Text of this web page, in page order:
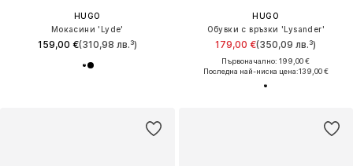
HUGO
Мокасини 'Lyde'
159,00 €(310,98 лв.³)
HUGO
Обувки с връзки 'Lysander'
179,00 €(350,09 лв.³)
Първоначално: 199,00 €
Последна най-ниска цена:139,00 €